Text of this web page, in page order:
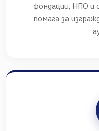
фондации, НПО и
помага за